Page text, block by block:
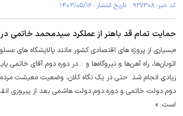
کد خبر: ۹۲۷۳۰۸ تاریخ انتشار : ۱۴۰۳/۰۵/۱۶
حمایت تمام قد باهنر از عملکرد سیدمحمد
«بسیاری از پروژه های اقتصادی کشور مانند پالایشگاه های
اتوبان‌ها، راه آهن‌ها و نیروگاه‌ها و ...در دوره دوم آقای خاتمی
زیادی انجام شد. حتی در یک نگاه کلان، وضعیت معیشت مردم
دوم دولت خاتمی و دوره دوم دولت هاشمی بعد از پیروزی
است. »